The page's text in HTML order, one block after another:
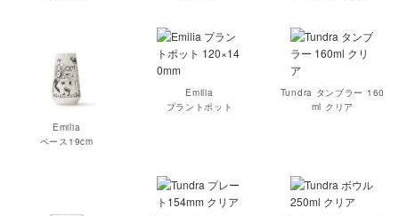
Emilia
ベース19cm
Emilia
プラントポット
Tundra タンブラー 160
ml クリア